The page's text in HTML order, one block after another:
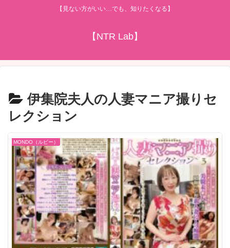
【見ない方がいい…でも、知りたくなる】
【NTR Lab】
伊集院夫人の人妻マニア撮りセ
レクション
MONDO（ルビー）